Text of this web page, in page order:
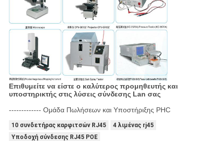
Επιθυμείτε να είστε ο καλύτερος προμηθευτής και
υποστηρικτής στις λύσεις σύνδεσης Lan σας
------------- Ομάδα Πωλήσεων και Υποστήριξης PHC
10 συνδετήρας καρφιτσών RJ45
4 λιμένας rj45
Υποδοχή σύνδεσης RJ45 POE